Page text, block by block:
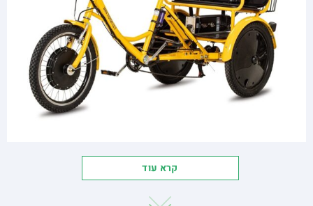
קרא עוד